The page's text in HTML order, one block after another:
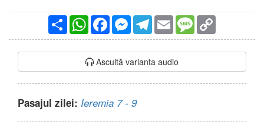
PartajareWhatsAppFacebookMessengerTelegram
Email Message
Ascultă varianta audio
Pasajul zilei: Ieremia 7 - 9